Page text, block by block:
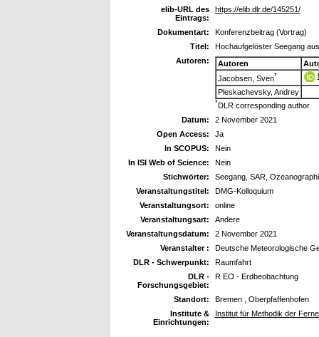
elib-URL des
Eintrags:
https://elib.dlr.de/145251/
Dokumentart:
Konferenzbeitrag (Vortrag)
Titel:
Hochaufgelöster Seegang
Autoren:
Autoren
Jacobsen, Sven*
Pleskachevsky, Andrey
*DLR corresponding author
Datum:
2 November 2021
Open Access:
Ja
In SCOPUS:
Nein
In ISI Web of Science:
Nein
Stichwörter:
Seegang, SAR,
Veranstaltungstitel:
DMG-Kolloquium
Veranstaltungsort:
online
Veranstaltungsart:
Andere
Veranstaltungsdatum:
2 November 2021
Veranstalter :
Deutsche Meteorologische
DLR - Schwerpunkt:
Raumfahrt
DLR -
Forschungsgebiet:
R EO - Erdbeobachtung
Standort:
Bremen , Oberpfaffenhofen
Institute &
Einrichtungen:
Institut für Methodik der